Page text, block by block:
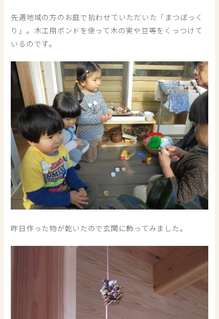
先週地域の方のお庭で拾わせていただいた「まつぼっく
り」。木工用ボンドを使って木の実や豆等をくっつけて
いるのです。
昨日作った物が乾いたので玄関に飾ってみました。